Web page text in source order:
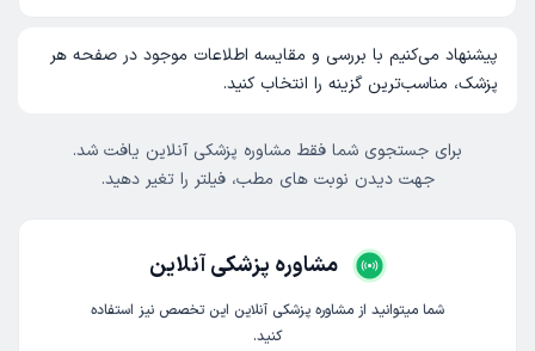
پیشنهاد می‌کنیم با بررسی و مقایسه اطلاعات موجود در صفحه هر
پزشک، مناسب‌ترین گزینه را انتخاب کنید.
برای جستجوی شما فقط مشاوره پزشکی آنلاین یافت شد.
جهت دیدن نوبت های مطب، فیلتر را تغیر دهید.
مشاوره پزشکی آنلاین
شما میتوانید از مشاوره پزشکی آنلاین این تخصص نیز استفاده
کنید.